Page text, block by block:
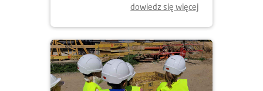
dowiedz się więcej